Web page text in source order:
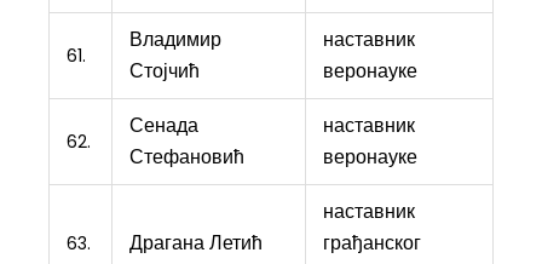
61.
Владимир
Стојчић
наставник
веронауке
62.
Сенада
Стефановић
наставник
веронауке
63. Драгана Летић
наставник
грађанског